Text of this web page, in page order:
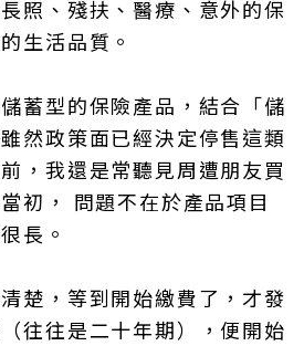
照、殘扶、醫療、意外的保
生活品質。
蓄型的保險產品，結合「儲
然政策面已經決定停售這類
，我還是常聽見周遭朋友買
初， 問題不在於產品項目
長。
楚，等到開始繳費了，才發
往往是二十年期），便開始